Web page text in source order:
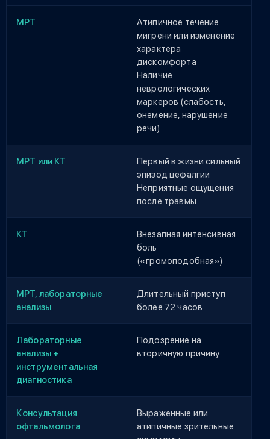
МРТ
Атипичное течение
мигрени или изменение
характера
дискомфорта
Наличие
неврологических
маркеров (слабость,
онемение, нарушение
речи)
МРТ или КТ
Первый в жизни сильный
эпизод цефалгии
Неприятные ощущения
после травмы
КТ
Внезапная интенсивная
боль
(«громоподобная»)
МРТ, лабораторные
анализы
Длительный приступ
более 72 часов
Лабораторные
анализы +
инструментальная
диагностика
Подозрение на
вторичную причину
Консультация
офтальмолога
Выраженные или
атипичные зрительные